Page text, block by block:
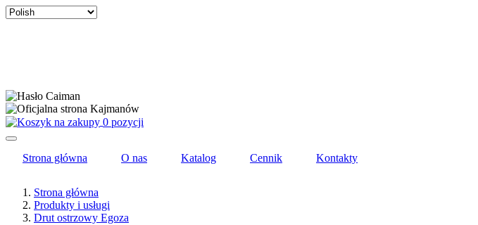
Select
0 pozycji
Strona główna O nas Katalog Cennik Kontakty
Strona główna
Produkty i usługi
Drut ostrzowy Egoza